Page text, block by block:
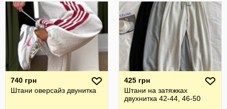
740 грн
Штани оверсайз двунитка
425 грн
Штани на затяжках
двухнитка 42-44, 46-50